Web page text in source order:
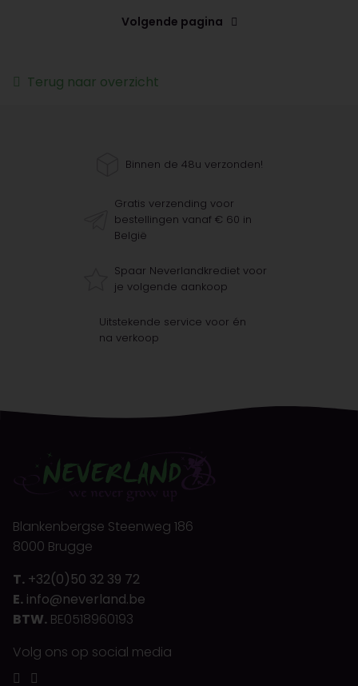
Volgende pagina
Terug naar overzicht
Binnen de 48u verzonden!
Gratis verzending voor
bestellingen vanaf € 60 in
België
Spaar Neverlandkrediet voor
je volgende aankoop
Uitstekende service voor én
na verkoop
Blankenbergse Steenweg 186
8000 Brugge
T. +32(0)50 32 39 72
E. info@neverland.be
BTW. BE0518960193
Volg ons op social media